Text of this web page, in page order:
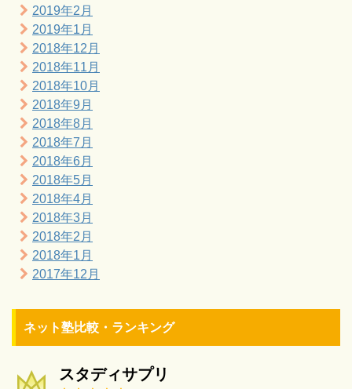
2019年2月
2019年1月
2018年12月
2018年11月
2018年10月
2018年9月
2018年8月
2018年7月
2018年6月
2018年5月
2018年4月
2018年3月
2018年2月
2018年1月
2017年12月
ネット塾比較・ランキング
スタディサプリ